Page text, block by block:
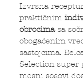
Izvrsna
praktičnim
obrocimasa
obogaćenim
sastojcima.
Selection super
mesni sosovi